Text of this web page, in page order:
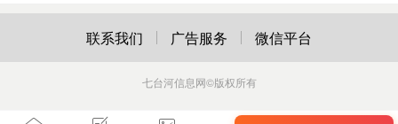
联系我们 广告服务 微信平台
七台河信息网©版权所有